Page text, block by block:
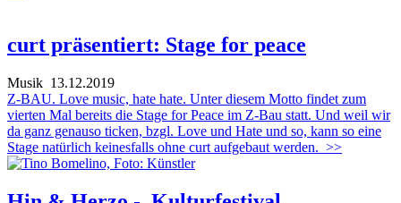
curt präsentiert: Stage for peace
Musik 13.12.2019
Z-BAU. Love music, hate hate. Unter diesem Motto findet zum
vierten Mal bereits die Stage for Peace im Z-Bau statt. Und weil wir
da ganz genauso ticken, bzgl. Love und Hate und so, kann so eine
Stage natürlich keinesfalls ohne curt aufgebaut werden. >>